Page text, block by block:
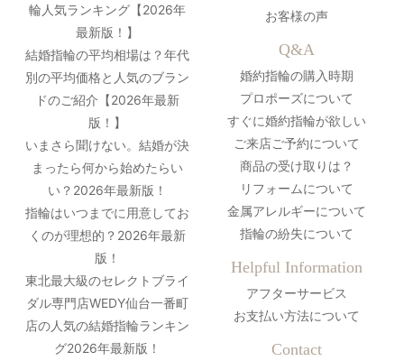
輪人気ランキング【2026年
最新版！】
結婚指輪の平均相場は？年代
別の平均価格と人気のブラン
ドのご紹介【2026年最新
版！】
いまさら聞けない。結婚が決
まったら何から始めたらい
い？2026年最新版！
指輪はいつまでに用意してお
くのが理想的？2026年最新
版！
東北最大級のセレクトブライ
ダル専門店WEDY仙台一番町
店の人気の結婚指輪ランキン
グ2026年最新版！
お客様の声
Q&A
婚約指輪の購入時期
プロポーズについて
すぐに婚約指輪が欲しい
ご来店ご予約について
商品の受け取りは？
リフォームについて
金属アレルギーについて
指輪の紛失について
Helpful Information
アフターサービス
お支払い方法について
Contact